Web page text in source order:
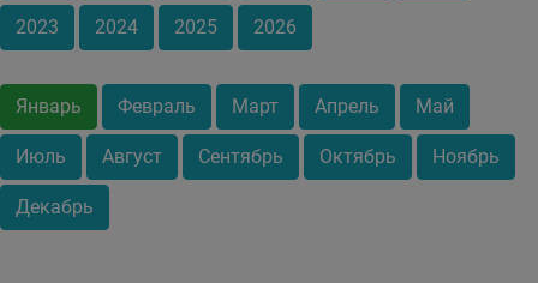
2023 2024 2025 2026
Январь Февраль Март Апрель Май
Июль Август Сентябрь Октябрь Ноябрь
Декабрь